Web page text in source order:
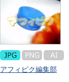
アフィピク編集部